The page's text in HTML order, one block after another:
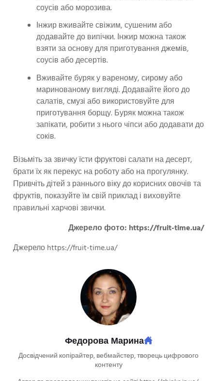
соусів або морозива.
Інжир вживайте свіжим, сушеним або
додавайте до випічки. Інжир можна також
взяти за основу для приготування джемів,
соусів або десертів.
Вживайте буряк у вареному, сирому або
маринованому вигляді. Додавайте його до
салатів, смузі або використовуйте для
приготування борщу. Буряк можна також
запікати, робити з нього чіпси або додавати до
соків.
Візьміть за звичку їсти фруктові салати на десерт,
брати їх як перекус на роботу або на прогулянку.
Привчіть дітей з раннього віку до корисних овочів та
фруктів, показуйте їм свій приклад і виховуйте
правильні харчові звички.
Джерело фото: https://fruit-time.ua/
Джерело https://fruit-time.ua/
Федорова Марина
Досвідчений копірайтер, вебмайстер, творець цифрового
контенту